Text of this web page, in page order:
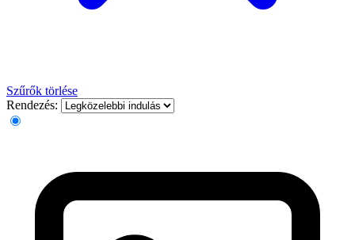
Szűrők törlése
Rendezés: